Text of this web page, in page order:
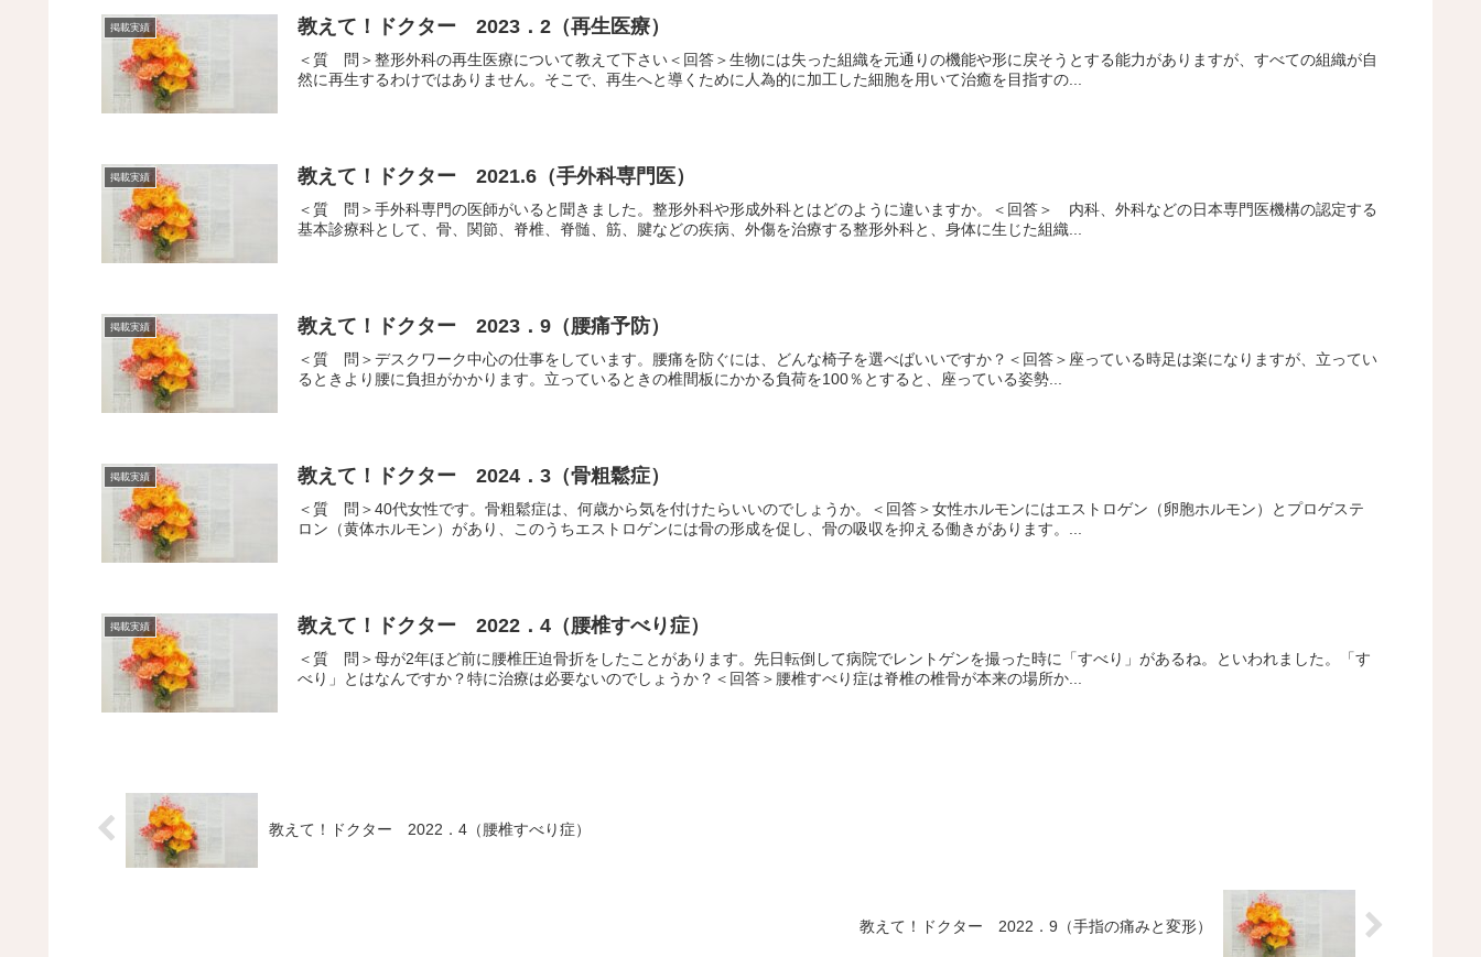
掲載実績 教えて！ドクター 2023．2（再生医療）
＜質 問＞整形外科の再生医療について教えて下さい＜回答＞生物には失った組織を元通りの機能や形に戻そうとする能力がありますが、すべての組織が自
然に再生するわけではありません。そこで、再生へと導くために人為的に加工した細胞を用いて治癒を目指すの...
掲載実績 教えて！ドクター 2021.6（手外科専門医）
＜質 問＞手外科専門の医師がいると聞きました。整形外科や形成外科とはどのように違いますか。＜回答＞ 内科、外科などの日本専門医機構の認定する
基本診療科として、骨、関節、脊椎、脊髄、筋、腱などの疾病、外傷を治療する整形外科と、身体に生じた組織...
掲載実績 教えて！ドクター 2023．9（腰痛予防）
＜質 問＞デスクワーク中心の仕事をしています。腰痛を防ぐには、どんな椅子を選べばいいですか？＜回答＞座っている時足は楽になりますが、立ってい
るときより腰に負担がかかります。立っているときの椎間板にかかる負荷を100％とすると、座っている姿勢...
掲載実績 教えて！ドクター 2024．3（骨粗鬆症）
＜質 問＞40代女性です。骨粗鬆症は、何歳から気を付けたらいいのでしょうか。＜回答＞女性ホルモンにはエストロゲン（卵胞ホルモン）とプロゲステ
ロン（黄体ホルモン）があり、このうちエストロゲンには骨の形成を促し、骨の吸収を抑える働きがあります。...
掲載実績 教えて！ドクター 2022．4（腰椎すべり症）
＜質 問＞母が2年ほど前に腰椎圧迫骨折をしたことがあります。先日転倒して病院でレントゲンを撮った時に「すべり」があるね。といわれました。「す
べり」とはなんですか？特に治療は必要ないのでしょうか？＜回答＞腰椎すべり症は脊椎の椎骨が本来の場所か...
教えて！ドクター 2022．4（腰椎すべり症）
教えて！ドクター 2022．9（手指の痛みと変形）